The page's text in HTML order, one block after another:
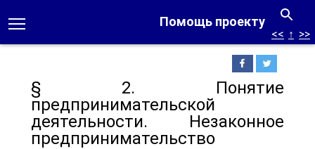
Помощь проекту
<< ↑ >>
§ 2. Понятие
предпринимательской
деятельности. Незаконное
предпринимательство